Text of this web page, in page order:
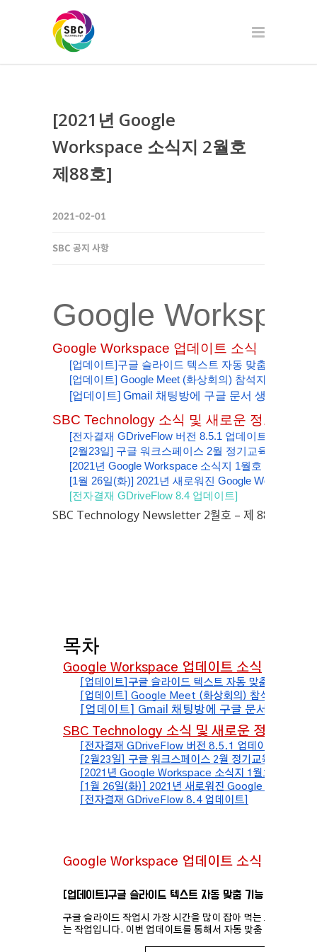
[2021년 Google
Workspace 소식지 2월호
제88호]
2021-02-01
SBC 공지 사항
Google
Google Workspace 업데이트 소식
[업데이트]구글 슬라이드 텍스트 자동 맞춤 기능 추
[업데이트] Google Meet (화상회의) 참석자 추적 (출
[업데이트] Gmail 채팅방에 구글 문서 생성 기능
SBC Technology 소식 및 새로운 정보
[전자결재 GDriveFlow 버전 8.5.1 업데이트]
[2월23일] 구글 워크스페이스 2월 정기교육 (웨비나)
[2021년 Google Workspace 소식지 1월호 제87호]
[1월 26일(화)] 2021년 새로워진 Google Workspace
[전자결재 GDriveFlow 8.4 업데이트]
SBC Technology Newsletter 2월호 – 제 88호